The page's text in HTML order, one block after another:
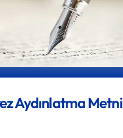
Aydınlatma Metni